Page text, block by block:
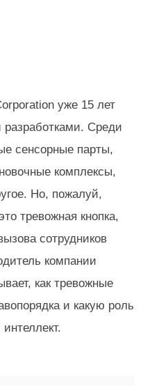
уже 15 лет
Среди
сенсорные парты,
комплексы,
Но, пожалуй,
тревожная кнопка,
сотрудников
компании
как тревожные
и какую роль